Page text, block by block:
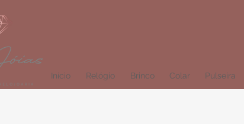
Início Relógio Brinco Colar Pulseira